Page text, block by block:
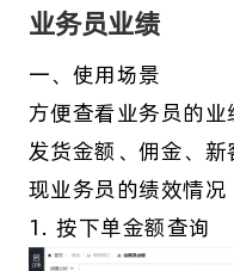
业务员业绩
一、使用场景
方便查看业务员的业
发货金额、佣金、
现业务员的绩效情况
1. 按下单金额查询